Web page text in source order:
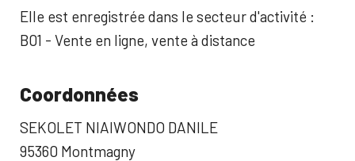
Elle est enregistrée dans le secteur d'activité :
B01 - Vente en ligne, vente à distance
Coordonnées
SEKOLET NIAIWONDO DANILE
95360 Montmagny